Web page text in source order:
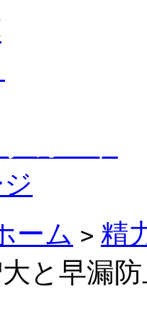
ーム > 精
と早漏防